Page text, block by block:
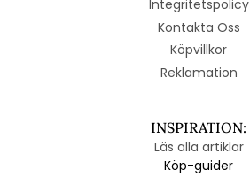
Integritetspolicy
Kontakta Oss
Köpvillkor
Reklamation
INSPIRATION:
Läs alla artiklar
Köp-guider